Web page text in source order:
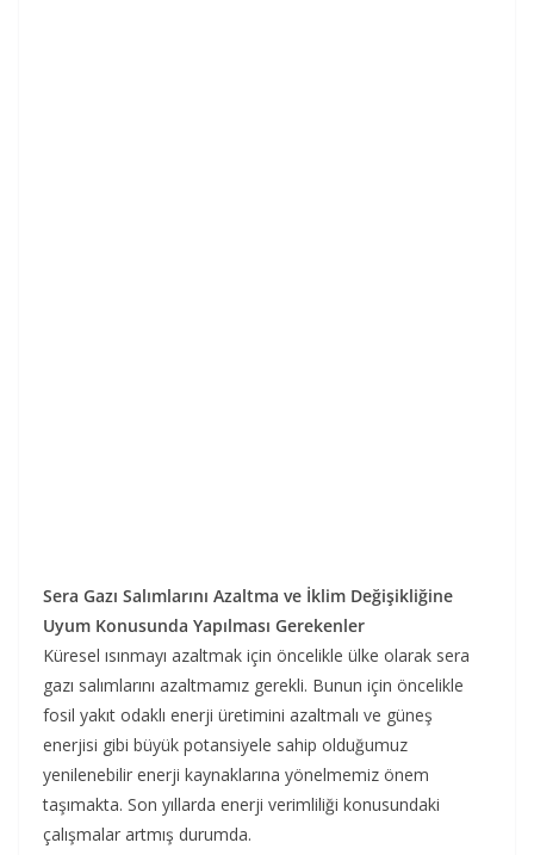
Sera Gazı Salımlarını Azaltma ve İklim Değişikliğine
Uyum Konusunda Yapılması Gerekenler
Küresel ısınmayı azaltmak için öncelikle ülke olarak sera
gazı salımlarını azaltmamız gerekli. Bunun için öncelikle
fosil yakıt odaklı enerji üretimini azaltmalı ve güneş
enerjisi gibi büyük potansiyele sahip olduğumuz
yenilenebilir enerji kaynaklarına yönelmemiz önem
taşımakta. Son yıllarda enerji verimliliği konusundaki
çalışmalar artmış durumda.